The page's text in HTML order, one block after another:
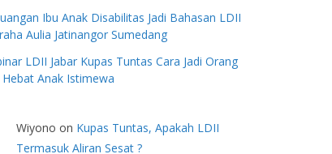
Ibu Anak Disabilitas Jadi Bahasan LDII
Aulia Jatinangor Sumedang
LDII Jabar Kupas Tuntas Cara Jadi Orang
Hebat Anak Istimewa
Wiyono on Kupas Tuntas, Apakah LDII
Termasuk Aliran Sesat ?